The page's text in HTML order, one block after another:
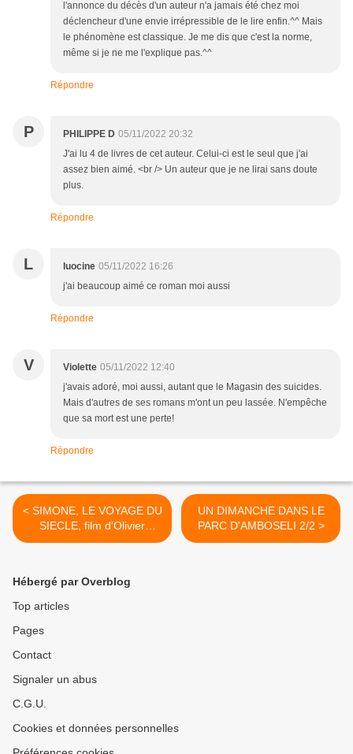
l'annonce du décès d'un auteur n'a jamais été chez moi
déclencheur d'une envie irrépressible de le lire enfin.^^ Mais
le phénomène est classique. Je me dis que c'est la norme,
même si je ne me l'explique pas.^^
Répondre
P PHILIPPE D 05/11/2022 20:32
J'ai lu 4 de livres de cet auteur. Celui-ci est le seul que j'ai
assez bien aimé. <br /> Un auteur que je ne lirai sans doute
plus.
Répondre
L luocine 05/11/2022 16:26
j'ai beaucoup aimé ce roman moi aussi
Répondre
V Violette 05/11/2022 12:40
j'avais adoré, moi aussi, autant que le Magasin des suicides.
Mais d'autres de ses romans m'ont un peu lassée. N'empêche
que sa mort est une perte!
Répondre
< SIMONE, LE VOYAGE DU
SIECLE, film d'Olivier
DAHAN
UN DIMANCHE DANS LE
PARC D'AMBOSELI 2/2 >
Hébergé par Overblog
Top articles
Pages
Contact
Signaler un abus
C.G.U.
Cookies et données personnelles